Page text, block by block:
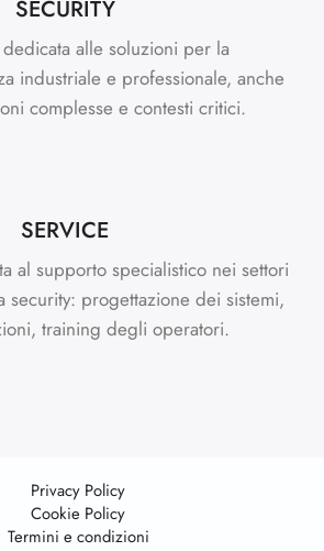
SECURITY
alle soluzioni per la
industriale e professionale, anche
complesse e contesti critici.
SERVICE
al supporto specialistico nei settori
progettazione dei sistemi,
training degli operatori.
Privacy Policy
Cookie Policy
Termini e condizioni